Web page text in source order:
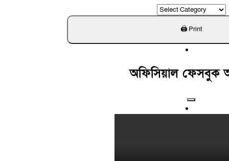
ক্যাটাগরি
খুঁজুন
অফিসিয়াল ফেসবুক